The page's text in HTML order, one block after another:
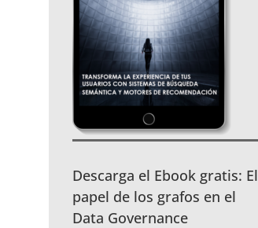
Descarga el Ebook gratis: El
papel de los grafos en el
Data Governance